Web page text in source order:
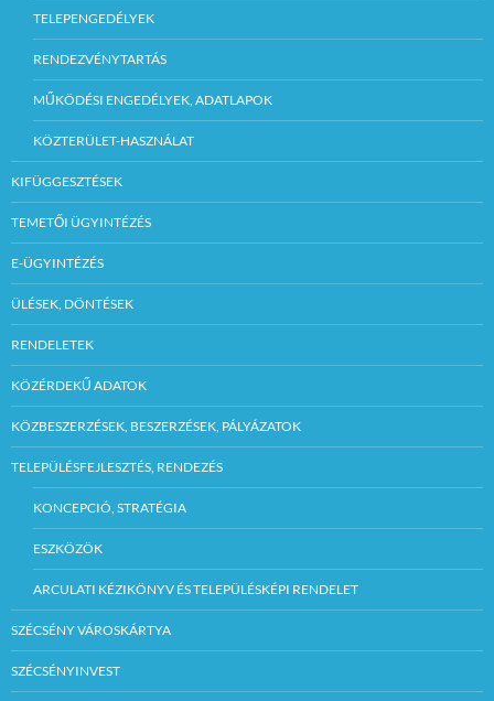
TELEPENGEDÉLYEK
RENDEZVÉNYTARTÁS
MŰKÖDÉSI ENGEDÉLYEK, ADATLAPOK
KÖZTERÜLET-HASZNÁLAT
KIFÜGGESZTÉSEK
TEMETŐI ÜGYINTÉZÉS
E-ÜGYINTÉZÉS
ÜLÉSEK, DÖNTÉSEK
RENDELETEK
KÖZÉRDEKŰ ADATOK
KÖZBESZERZÉSEK, BESZERZÉSEK, PÁLYÁZATOK
TELEPÜLÉSFEJLESZTÉS, RENDEZÉS
KONCEPCIÓ, STRATÉGIA
ESZKÖZÖK
ARCULATI KÉZIKÖNYV ÉS TELEPÜLÉSKÉPI RENDELET
SZÉCSÉNY VÁROSKÁRTYA
SZÉCSÉNYINVEST